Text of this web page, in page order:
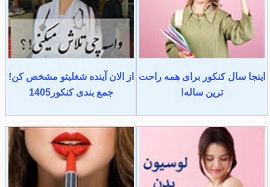
اینجا سال کنکور برای همه راحت
ترین ساله!
از الان آینده شغلیتو مشخص کن!
جمع بندی کنکور1405